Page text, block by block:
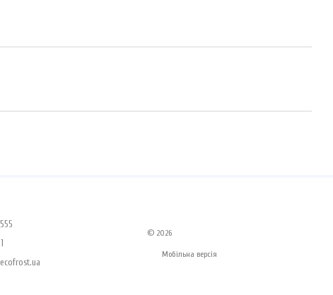
© 2026
Мобільна версія